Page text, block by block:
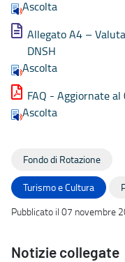
Ascolta
Allegato A4 –
DNSH
Ascolta
FAQ - Aggiornate
Ascolta
Fondo di Rotazione
Turismo e Cultura
Pubblicato il 07 novembre
Notizie collegate